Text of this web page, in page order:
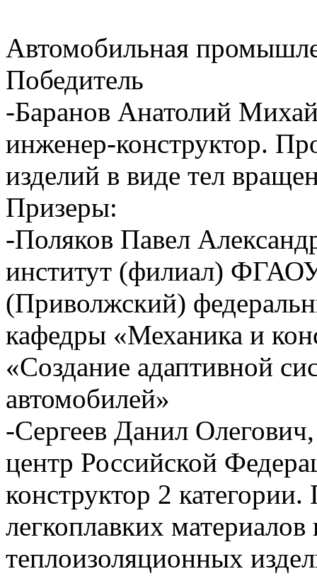
Автомобильная
Победитель
-Баранов Анатолий
инженер-конструктор.
изделий в виде тел
Призеры:
-Поляков Павел
институт (филиал)
(Приволжский)
кафедры «Механика и
«Создание адаптивной
автомобилей»
-Сергеев Данил
центр Российской
конструктор 2
легкоплавких
теплоизоляционных